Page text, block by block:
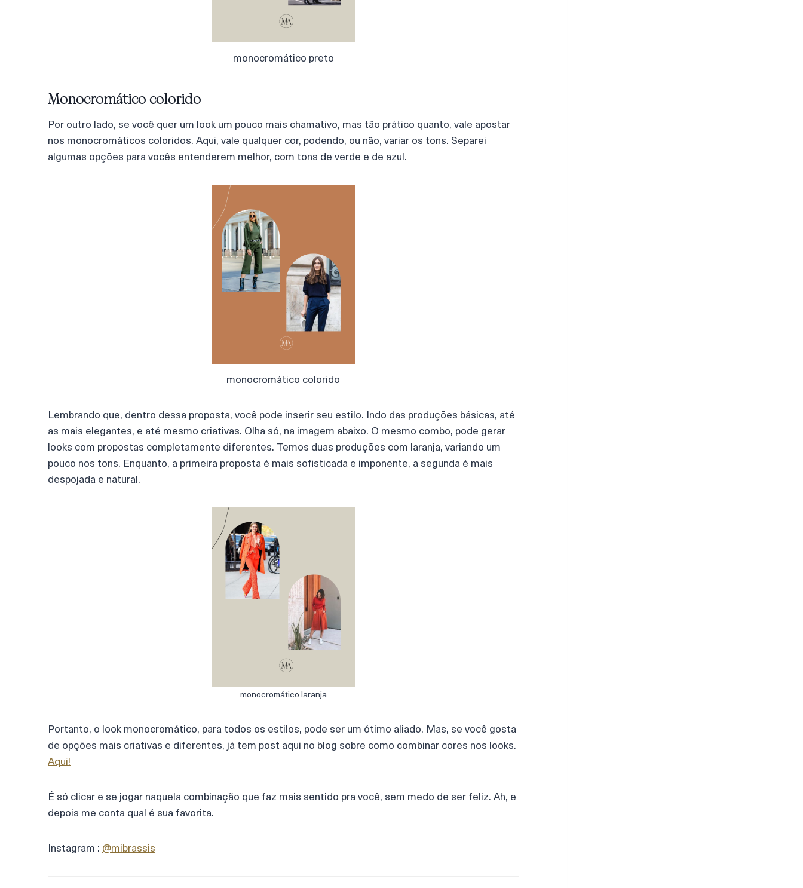
monocromático preto
Monocromático colorido
Por outro lado, se você quer um look um pouco mais chamativo, mas tão prático quanto, vale apostar
nos monocromáticos coloridos. Aqui, vale qualquer cor, podendo, ou não, variar os tons. Separei
algumas opções para vocês entenderem melhor, com tons de verde e de azul.
monocromático colorido
Lembrando que, dentro dessa proposta, você pode inserir seu estilo. Indo das produções básicas, até
as mais elegantes, e até mesmo criativas. Olha só, na imagem abaixo. O mesmo combo, pode gerar
looks com propostas completamente diferentes. Temos duas produções com laranja, variando um
pouco nos tons. Enquanto, a primeira proposta é mais sofisticada e imponente, a segunda é mais
despojada e natural.
monocromático laranja
Portanto, o look monocromático, para todos os estilos, pode ser um ótimo aliado. Mas, se você gosta
de opções mais criativas e diferentes, já tem post aqui no blog sobre como combinar cores nos looks.
Aqui!
É só clicar e se jogar naquela combinação que faz mais sentido pra você, sem medo de ser feliz. Ah, e
depois me conta qual é sua favorita.
Instagram : @mibrassis